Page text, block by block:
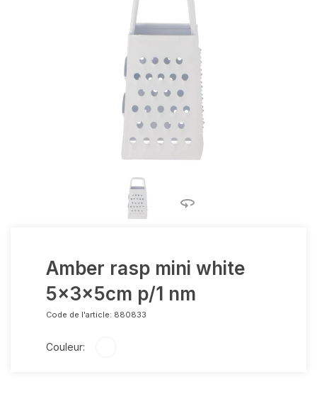
Amber rasp mini white
5x3x5cm p/1 nm
Code de l'article: 880833
Couleur: